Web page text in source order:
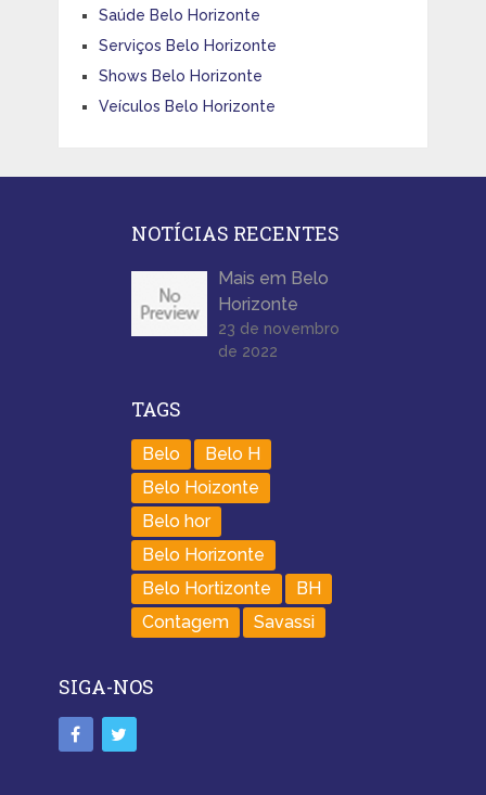
Saúde Belo Horizonte
Serviços Belo Horizonte
Shows Belo Horizonte
Veículos Belo Horizonte
NOTÍCIAS RECENTES
Mais em Belo
Horizonte
23 de novembro
de 2022
TAGS
Belo
Belo H
Belo Hoizonte
Belo hor
Belo Horizonte
Belo Hortizonte
BH
Contagem
Savassi
SIGA-NOS